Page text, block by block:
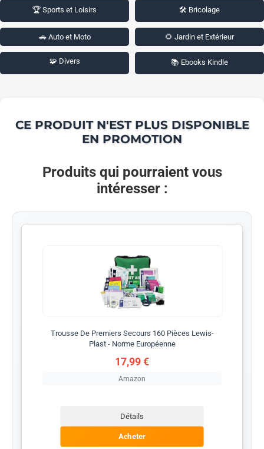
🏆 Sports et Loisirs 🛠️ Bricolage
🚗 Auto et Moto 🌻 Jardin et Extérieur
🧩 Divers 📚 Ebooks Kindle
CE PRODUIT N'EST PLUS DISPONIBLE
EN PROMOTION
Produits qui pourraient vous
intéresser :
Trousse De Premiers Secours 160 Pièces Lewis-
Plast - Norme Européenne
17,99 €
Amazon
Détails
Acheter